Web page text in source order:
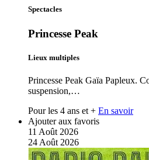
Spectacles
Princesse Peak
Lieux multiples
Princesse Peak Gaïa Papleux.
suspension,…
Pour les 4 ans et + En savoir
Ajouter aux favoris
11 Août 2026
24 Août 2026